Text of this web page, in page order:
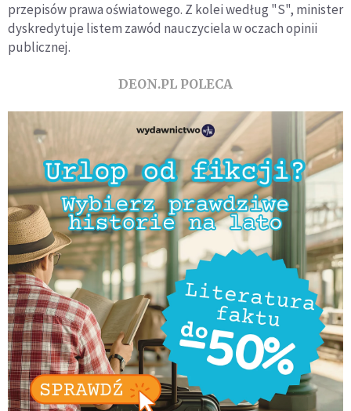
przepisów prawa oświatowego. Z kolei według "S", minister
dyskredytuje listem zawód nauczyciela w oczach opinii
publicznej.
DEON.PL POLECA